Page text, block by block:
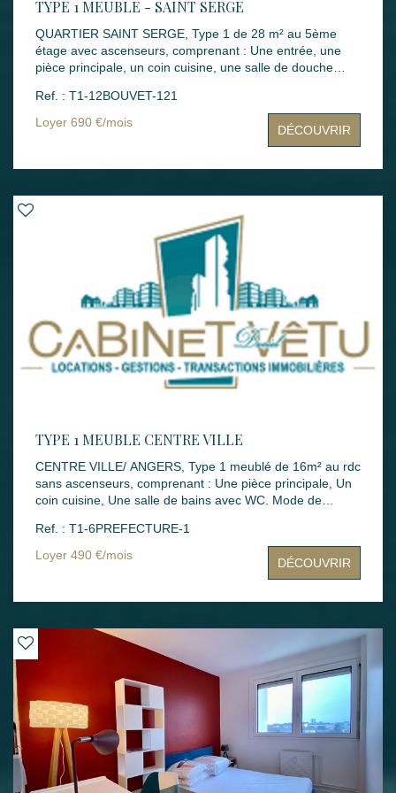
TYPE 1 MEUBLE - SAINT SERGE
QUARTIER SAINT SERGE, Type 1 de 28 m² au 5ème
étage avec ascenseurs, comprenant : Une entrée, une
pièce principale, un coin cuisine, une salle de douche
690 € dont 37 € de charges Montant des dépenses
théoriques d'énergie annuelle : entre 290 € et 440 €
(année des prix moyens des énergies indexés : 2021,
rédaction bail : 224 € Honoraires états des lieux : 84 €
Géorisques : www.georisques.gouv.fr
Ref. : T1-12BOUVET-121
Loyer 690 €/mois
DÉCOUVRIR
TYPE 1 MEUBLE CENTRE VILLE
CENTRE VILLE/ ANGERS, Type 1 meublé de 16m² au rdc
sans ascenseurs, comprenant : Une pièce principale, Un
coin cuisine, Une salle de bains avec WC. Mode de
dont 40.00 € de charges Montant des dépenses
théoriques d'énergie annuelle : entre 630.00€ et 880.00€
(année des prix moyens des énergies indexés :
2021,2022,2023) Dépôt de garantie : 450.00 €
Honoraires rédaction bail : 128.00 € Honoraires états des
informations sur les risques auxquels ce bien est exposé
sont disponibles sur le site Géorisques :
Ref. : T1-6PREFECTURE-1
Loyer 490 €/mois
DÉCOUVRIR